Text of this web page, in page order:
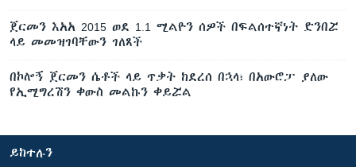
ጀርመን እአአ 2015 ወደ 1.1 ሚልዮን ሰዎች በፍልሰተኛነት ድንበሯ
ላይ መመዝገባቸውን ገለጸች
በኮሎኝ ጀርመን ሴቶች ላይ ጥቃት ከደረሰ በኋላ፣ በአውሮፓ ያለው
የኢሚግረሽን ቀውስ መልኩን ቀይሯል
ይከተሉን